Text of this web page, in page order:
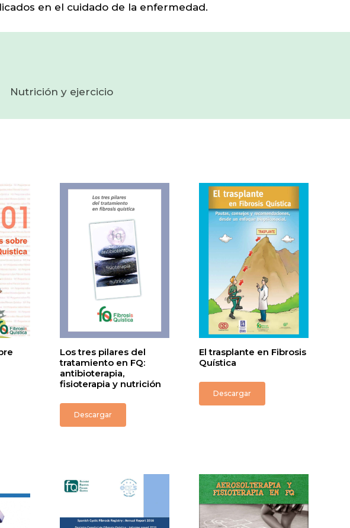
en el cuidado de la enfermedad.
Nutrición y ejercicio
Los tres pilares del
tratamiento en FQ:
antibioterapia,
fisioterapia y nutrición
Descargar
El trasplante en Fibrosis
Quística
Descargar